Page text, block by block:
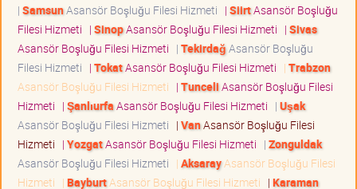
| SamsunAsansör Boşluğu Filesi Hizmeti | SiirtAsansör Boşluğu
Filesi Hizmeti | SinopAsansör Boşluğu Filesi Hizmeti | Sivas
Asansör Boşluğu Filesi Hizmeti | TekirdağAsansör Boşluğu
Filesi Hizmeti | TokatAsansör Boşluğu Filesi Hizmeti | Trabzon
Asansör Boşluğu Filesi Hizmeti | TunceliAsansör Boşluğu Filesi
Hizmeti | ŞanlıurfaAsansör Boşluğu Filesi Hizmeti | Uşak
Asansör Boşluğu Filesi Hizmeti | VanAsansör Boşluğu Filesi
Hizmeti | YozgatAsansör Boşluğu Filesi Hizmeti | Zonguldak
Asansör Boşluğu Filesi Hizmeti | AksarayAsansör Boşluğu Filesi
Hizmeti | BayburtAsansör Boşluğu Filesi Hizmeti | Karaman